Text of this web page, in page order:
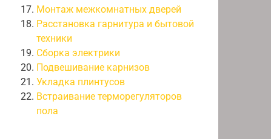
Монтаж межкомнатных дверей
Расстановка гарнитура и бытовой
техники
Сборка электрики
Подвешивание карнизов
Укладка плинтусов
Встраивание терморегуляторов
пола